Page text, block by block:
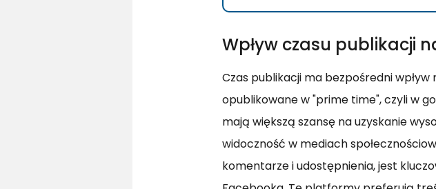
Wpływ czasu publikacji
Czas publikacji ma bezpośredni
opublikowane w "prime time", czyli w
mają większą szansę na uzyskanie
widoczność w mediach
komentarze i udostępnienia, jest